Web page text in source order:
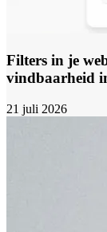
Filters in je
vindbaarheid
21 juli 2026